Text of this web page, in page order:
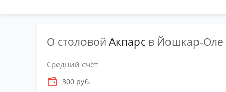
О столовой Акпарс в Йошкар-Оле
Средний счёт
300 руб.